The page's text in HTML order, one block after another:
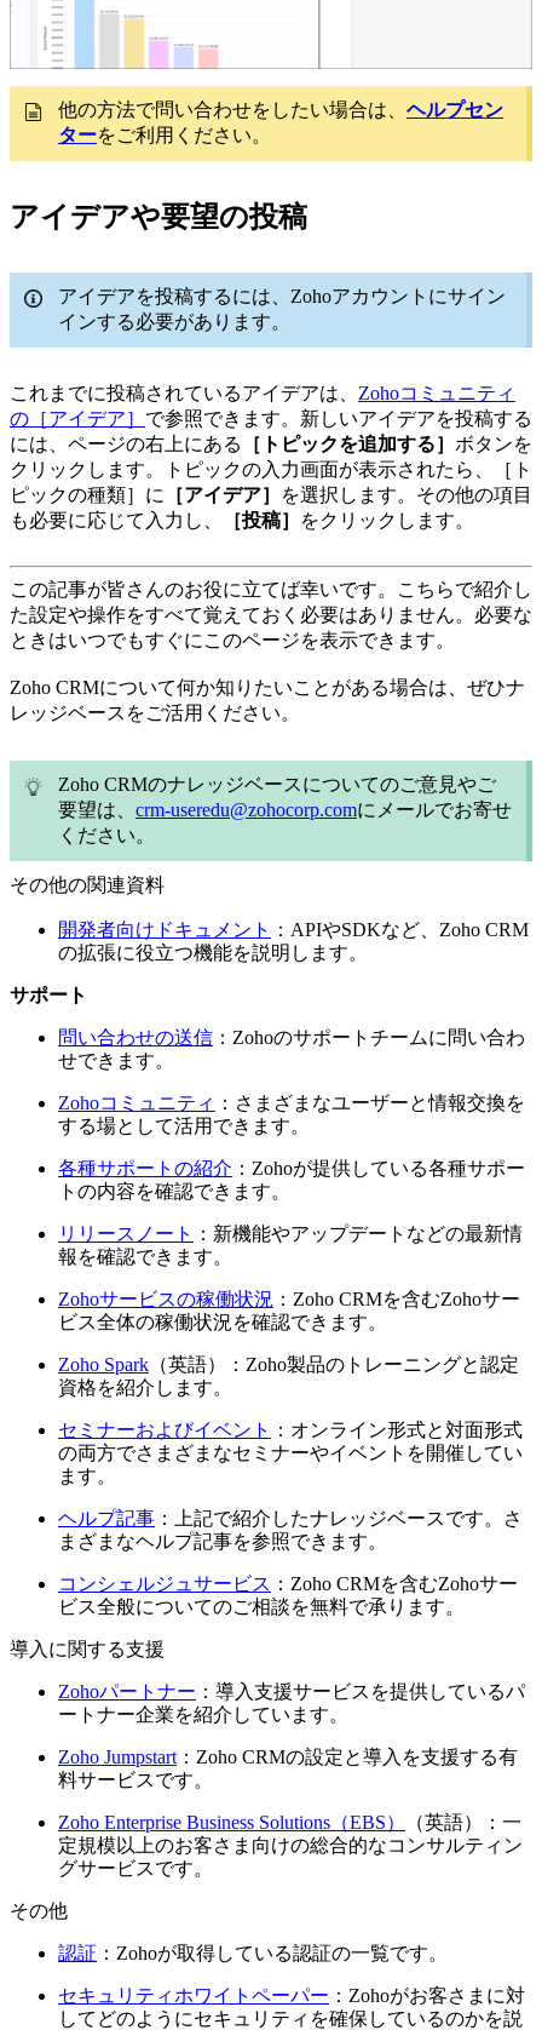
他の方法で問い合わせをしたい場合は、 ヘルプセン
ターをご利用ください。
アイデアや要望の投稿
アイデアを投稿するには、Zohoアカウントにサイン
インする必要があります。
これまでに投稿されているアイデアは、 Zohoコミュニティ
の［アイデア］ で参照できます。新しいアイデアを投稿する
には、ページの右上にある
［トピックを追加する］ ボタンを
クリックします。トピックの入力画面が表示されたら、［ト
ピックの種類］に
［アイデア］
を選択します。その他の項目
も必要に応じて入力し、
［投稿］ をクリックします。
この記事が皆さんのお役に立てば幸いです。こちらで紹介し
た設定や操作をすべて覚えておく必要はありません。必要な
ときはいつでもすぐにこのページを表示できます。
Zoho CRMについて何か知りたいことがある場合は、ぜひナ
レッジベースをご活用ください。
Zoho CRMのナレッジベースについてのご意見やご
要望は、 crm-useredu@zohocorp.comにメールでお寄せ
ください。
その他の関連資料
開発者向けドキュメント
：APIやSDKなど、Zoho CRM
の拡張に役立つ機能を説明します。
サポート
問い合わせの送信 ：Zohoのサポートチームに問い合わ
せできます。
Zohoコミュニティ ：さまざまなユーザーと情報交換を
する場として活用できます。
各種サポートの紹介 ：Zohoが提供している各種サポー
トの内容を確認できます。
リリースノート
：新機能やアップデートなどの最新情
報を確認できます。
Zohoサービスの稼働状況 ：Zoho CRMを含むZohoサー
ビス全体の稼働状況を確認できます。
Zoho Spark （英語）：Zoho製品のトレーニングと認定
資格を紹介します。
セミナーおよびイベント
：オンライン形式と対面形式
の両方でさまざまなセミナーやイベントを開催してい
ます。
ヘルプ記事 ：上記で紹介したナレッジベースです。さ
まざまなヘルプ記事を参照できます。
コンシェルジュサービス ：Zoho CRMを含むZohoサー
ビス全般についてのご相談を無料で承ります。
導入に関する支援
Zohoパートナー ：導入支援サービスを提供しているパ
ートナー企業を紹介しています。
Zoho Jumpstart ：Zoho CRMの設定と導入を支援する有
料サービスです。
Zoho Enterprise Business Solutions（EBS）
（英語）：一
定規模以上のお客さま向けの総合的なコンサルティン
グサービスです。
その他
認証 ：Zohoが取得している認証の一覧です。
セキュリティホワイトペーパー ：Zohoがお客さまに対
してどのようにセキュリティを確保しているのかを説